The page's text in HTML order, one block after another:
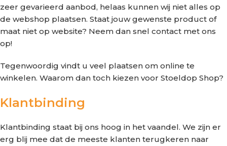
zeer gevarieerd aanbod, helaas kunnen wij niet alles op
de webshop plaatsen. Staat jouw gewenste product of
maat niet op website? Neem dan snel contact met ons
op!
Tegenwoordig vindt u veel plaatsen om online te
winkelen. Waarom dan toch kiezen voor Stoeldop Shop?
Klantbinding
Klantbinding staat bij ons hoog in het vaandel. We zijn er
erg blij mee dat de meeste klanten terugkeren naar